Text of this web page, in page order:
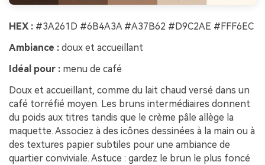
HEX : #3A261D #6B4A3A #A37B62 #D9C2AE #FFF6EC
Ambiance : doux et accueillant
Idéal pour : menu de café
Doux et accueillant, comme du lait chaud versé dans un
café torréfié moyen. Les bruns intermédiaires donnent
du poids aux titres tandis que le crème pâle allège la
maquette. Associez à des icônes dessinées à la main ou à
des textures papier subtiles pour une ambiance de
quartier conviviale. Astuce : gardez le brun le plus foncé